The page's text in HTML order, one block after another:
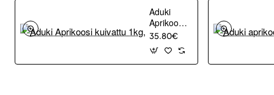
Aduki
Aprikoosi
kuivattu
35.80€